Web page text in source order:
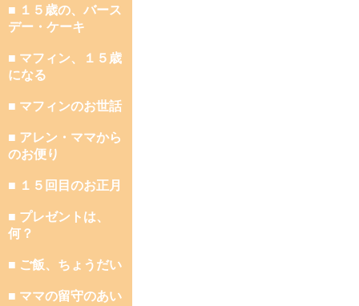
■ １５歳の、バース
デー・ケーキ
■ マフィン、１５歳
になる
■ マフィンのお世話
■ アレン・ママから
のお便り
■ １５回目のお正月
■ プレゼントは、
何？
■ ご飯、ちょうだい
■ ママの留守のあい